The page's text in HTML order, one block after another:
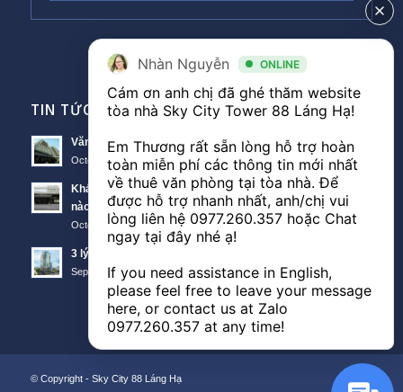
TIN TỨC VĂN PHÒNG
Văn phòng Sky City văn phòng cho thuê nổi bật tại Đống Đa
October 11, 2018 - 10:00 am
Khách hàng thuê văn phòng The Lancaster theo diện tích
nào?
October 11, 2018 - 3:51 am
3 lý do nên thuê văn phòng Sunwah Tower
September 21, 2018 - 3:48 am
© Copyright - Sky City 88 Láng Hạ
Nhàn Nguyễn ONLINE
Cám ơn anh chị đã ghé thăm website
tòa nhà Sky City Tower 88 Láng Hạ!
Em Thương rất sẵn lòng hỗ trợ hoàn
toàn miễn phí các thông tin mới nhất
về thuê văn phòng tại tòa nhà. Để
được hỗ trợ nhanh nhất, anh/chị vui
lòng liên hệ 0977.260.357 hoặc Chat
ngay tại đây nhé ạ!
If you need assistance in English,
please feel free to leave your message
0977.260.357 at any time!